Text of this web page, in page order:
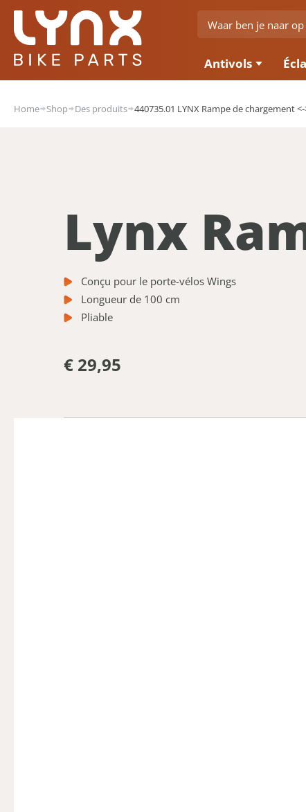
Antivols
Home Shop Des produits 440735.01 LYNX Rampe de chargement
Lynx
Conçu pour le porte-vélos Wings
Longueur de 100 cm
Pliable
€ 29,95